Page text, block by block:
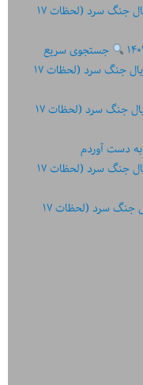
قطعه جاده‌ها: موسیقی متن سریال جنگ سرد (لحظات ۱۷
جستجوی سریع
قطعه جاده‌ها: موسیقی متن سریال جنگ سرد (لحظات ۱۷
قطعه جاده‌ها: موسیقی متن سریال جنگ سرد (لحظات ۱۷
به دست آوردم
قطعه جاده‌ها: موسیقی متن سریال جنگ سرد (لحظات ۱۷
قطعه جاده‌ها: موسیقی متن سریال جنگ سرد (لحظات ۱۷